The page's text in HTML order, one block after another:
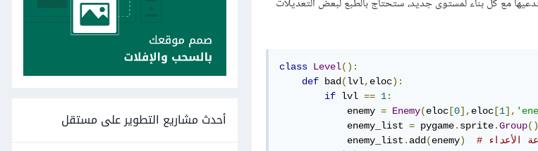
مع كل بناء لمستوى جديد، ستحتاج بالطبع لبعض التعديلات
class Level():
def bad(lvl, eloc):
if lvl == 1:
            enemy
= Enemy(eloc [0], eloc [1],
            enemy_list
= pygame. sprite.Group()
            enemy_list
. add(enemy)
الأعداء
أحدث مشاريع التطوير على مستقل